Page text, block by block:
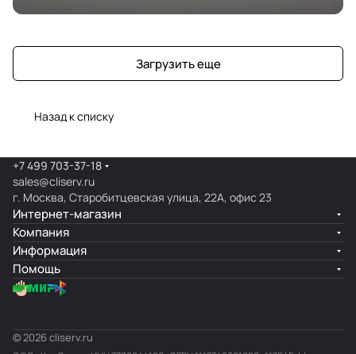
Загрузить еще
Назад к списку
+7 499 703-37-18
sales@cliserv.ru
г. Москва, Старобитцевская улица, 22А, офис 23
Интернет-магазин
Компания
Информация
Помощь
© 2026 cliserv.ru